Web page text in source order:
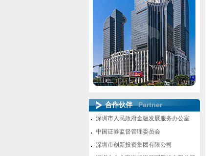
合作伙伴 Partner
深圳市人民政府金融发展服务办公室
中国证券监督管理委员会
深圳市创新投资集团有限公司